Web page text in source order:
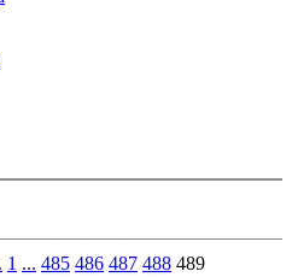
1 ... 485 486 487 488 489